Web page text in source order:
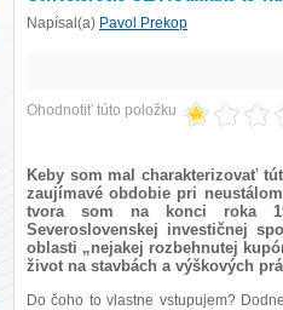
Napísal(a) Pavol Prekop
Ohodnotiť túto položku
Keby som mal charakterizovať
zaujímavé obdobie pri
tvora som na konci roka
Severoslovenskej investičnej
oblasti „nejakej rozbehnutej
život na stavbách a výškových
Do čoho to vlastne vstupujem?